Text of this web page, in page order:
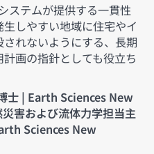
ステムが提供する一貫性
しやすい地域に住宅やイ
されないようにする、長期
画の指針としても役立ち
士 | Earth Sciences New
害および流体力学担当主
Sciences New